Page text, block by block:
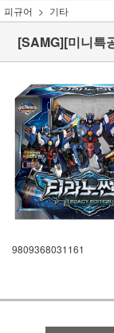
피규어 기타
[SAMG][미니특
9809368031161